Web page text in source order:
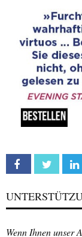
Facebook Twitter
Wenn Ihnen unser